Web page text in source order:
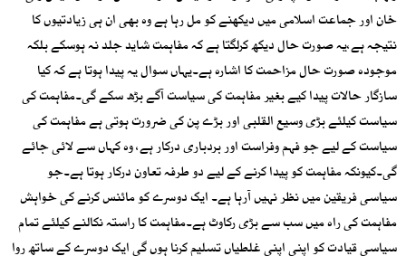
خان اور جماعت اسلامی میں دیکھنے کو مل رہا ہے وہ بھی ان ہی زیادتیوں کا
نتیجہ ہے،یہ صورت حال دیکھ کرلگتا ہے کہ مفاہمت شاید جلد نہ ہوسکے بلکہ
موجودہ صورت حال مزاحمت کا اشارہ ہے۔یہاں سوال یہ پیدا ہوتا ہے کہ کیا
سازگار حالات پیدا کیے بغیر مفاہمت کی سیاست آگے بڑھ سکے گی۔مفاہمت کی
سیاست کیلئے بڑی وسیع القلبی اور بڑے پن کی ضرورت ہوتی ہے مفاہمت کی
سیاست کے لیے جو فہم وفراست اور بردباری درکار ہے، وہ کہاں سے لائی جائے
گی۔کیونکہ مفاہمت کو پیدا کرنے کے لیے دو طرفہ تعاون درکار ہوتا ہے۔جو
سیاسی فریقین میں نظر نہیں آرہا ہے۔ ایک دوسرے کو مائنس کرنے کی خواہش
مفاہمت کی راہ میں سب سے بڑی رکاوٹ ہے۔مفاہمت کا راستہ نکالنے کیلئے تمام